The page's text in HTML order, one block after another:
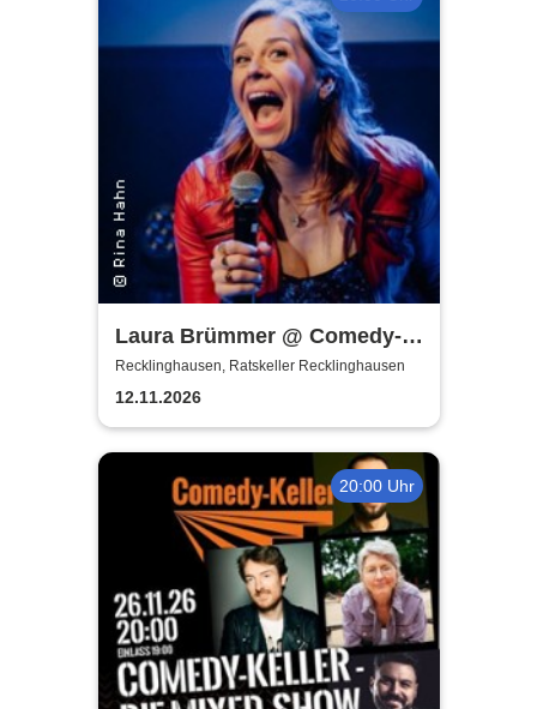
Laura Brümmer @ Comedy-
Keller | Hochgestapelt
Recklinghausen, Ratskeller Recklinghausen
12.11.2026
20:00 Uhr